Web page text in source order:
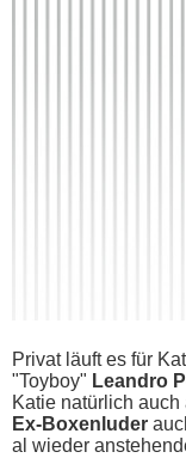
Privat läuft e​s für
"Toyboy" Leandro
Katie natürlich
Ex-Boxenluder
al wieder